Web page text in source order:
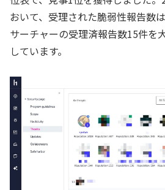
おいて、受理された脆弱性報告数
サーチャーの受理済報告数15件を
しています。